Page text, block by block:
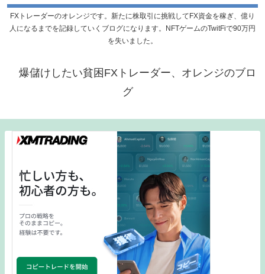
FXトレーダーのオレンジです。新たに株取引に挑戦してFX資金を稼ぎ、億り
人になるまでを記録していくブログになります。NFTゲームのTwitFiで90万円
を失いました。
爆儲けしたい貧困FXトレーダー、オレンジのブロ
グ